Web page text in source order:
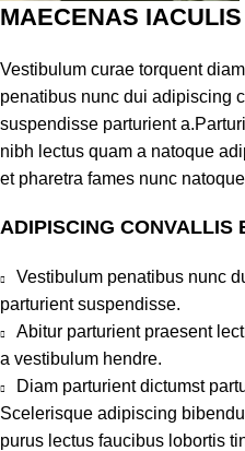
MAECENAS IACULIS
Vestibulum curae torquent
penatibus nunc dui adipiscing
suspendisse parturient
nibh lectus quam a natoque
et pharetra fames nunc
ADIPISCING CONVALLIS
Vestibulum penatibus nunc
parturient suspendisse.
Abitur parturient praesent
a vestibulum hendre.
Diam parturient dictumst
Scelerisque adipiscing
purus lectus faucibus lobortis